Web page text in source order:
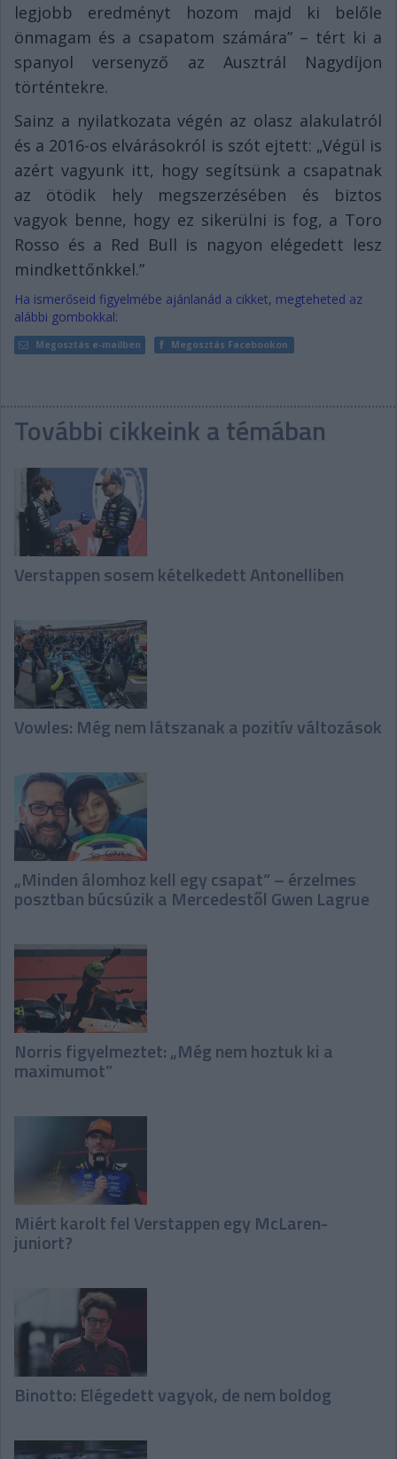
legjobb eredményt hozom majd ki belőle
önmagam és a csapatom számára” – tért ki a
spanyol versenyző az Ausztrál Nagydíjon
történtekre.
Sainz a nyilatkozata végén az olasz alakulatról
és a 2016-os elvárásokról is szót ejtett: „Végül is
azért vagyunk itt, hogy segítsünk a csapatnak
az ötödik hely megszerzésében és biztos
vagyok benne, hogy ez sikerülni is fog, a Toro
Rosso és a Red Bull is nagyon elégedett lesz
mindkettőnkkel.”
Ha ismerőseid figyelmébe ajánlanád a cikket, megteheted az
alábbi gombokkal:
Megosztás e-mailben Megosztás Facebookon
További cikkeink a témában
Verstappen sosem kételkedett Antonelliben
Vowles: Még nem látszanak a pozitív változások
„Minden álomhoz kell egy csapat” – érzelmes
posztban búcsúzik a Mercedestől Gwen Lagrue
Norris figyelmeztet: „Még nem hoztuk ki a
maximumot”
Miért karolt fel Verstappen egy McLaren-
juniort?
Binotto: Elégedett vagyok, de nem boldog